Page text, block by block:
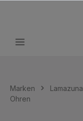
Marken Lamazuna
Ohren